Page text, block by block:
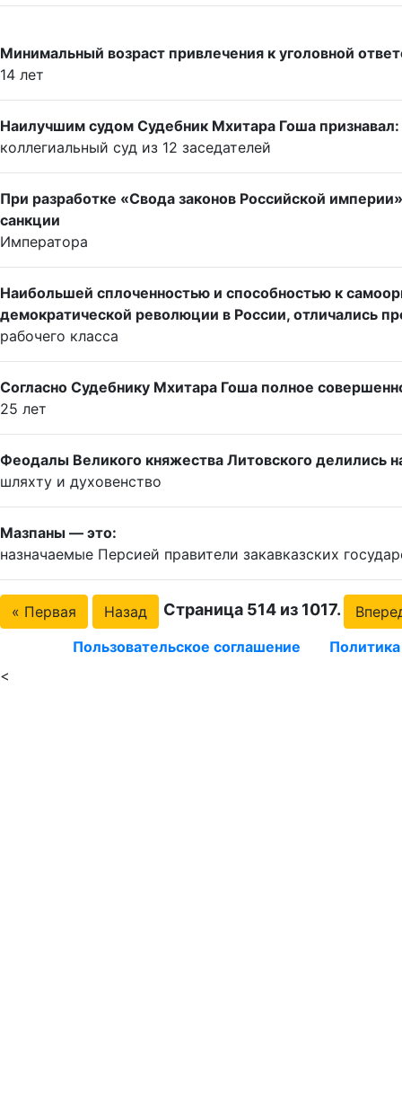
Минимальный возраст привлечения к уголовной
14 лет
Наилучшим судом Судебник Мхитара Гоша признавал:
коллегиальный суд из 12 заседателей
При разработке «Свода законов Российской
санкции
Императора
Наибольшей сплоченностью и способностью к
демократической революции в России, отличались
рабочего класса
Согласно Судебнику Мхитара Гоша полное
25 лет
Феодалы Великого княжества Литовского делились
шляхту и духовенство
Мазпаны — это:
назначаемые Персией правители закавказских
« Первая Назад Страница 514 из 1017.
Пользовательское соглашение
<